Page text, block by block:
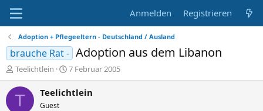
Anmelden Registrieren
Adoption + Pflegeeltern - Deutschland / Ausland
brauche Rat - Adoption aus dem Libanon
E
r
s
Teelichtlein
E
r
s
7 Februar 2005
T Teelichtlein
Guest